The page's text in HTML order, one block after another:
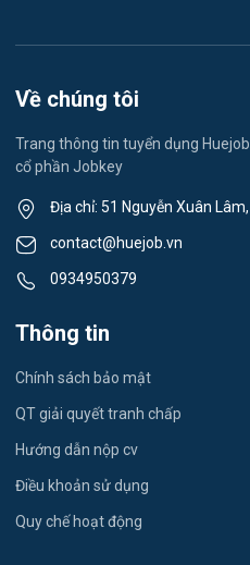
Du lịch
Công nhân
Kỹ sư Xây Dựng
giáo viên tiếng Anh
Thu Ngân
showroom Ô Tô
Về chúng tôi
Trang thông tin tuyển dụng
cổ phần Jobkey
Địa chỉ: 51 Nguyễn Xuân
contact@huejob.vn
0934950379
Thông tin
Chính sách bảo mật
QT giải quyết tranh chấp
Hướng dẫn nộp cv
Điều khoản sử dụng
Quy chế hoạt động